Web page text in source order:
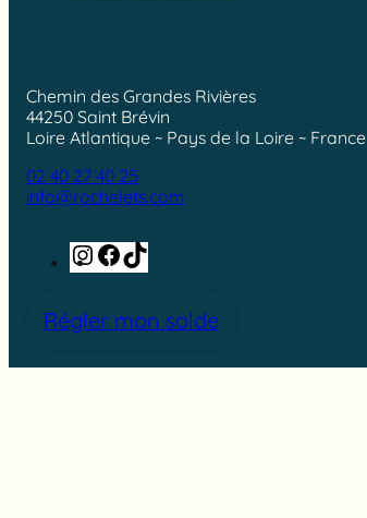
Chemin des Grandes Rivières
44250 Saint Brévin
Loire Atlantique ~ Pays de la Loire ~ France
02 40 27 40 25
info@rochelets.com
Instagram
Facebook
Régler mon solde